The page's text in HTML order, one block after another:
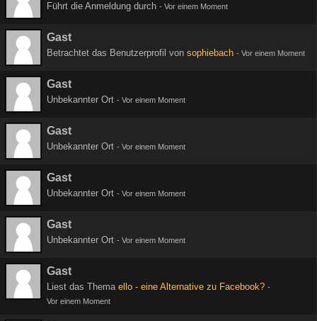
Führt die Anmeldung durch - Vor einem Moment
Gast
Betrachtet das Benutzerprofil von sophiebach - Vor einem Moment
Gast
Unbekannter Ort - Vor einem Moment
Gast
Unbekannter Ort - Vor einem Moment
Gast
Unbekannter Ort - Vor einem Moment
Gast
Unbekannter Ort - Vor einem Moment
Gast
Liest das Thema ello - eine Alternative zu Facebook? -
Vor einem Moment